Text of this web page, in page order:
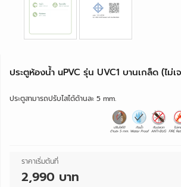
ประตูห้องน้ำ uPVC รุ่น UVC1 บานเกล็ด (ไม่เ
ประตูสามารถปรับไสได้ด้านละ 5 mm.
ราคาเริ่มต้นที่
2,990 บาท